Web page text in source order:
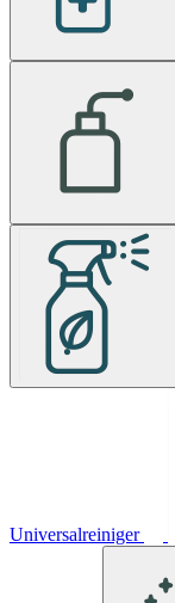
Universalreiniger